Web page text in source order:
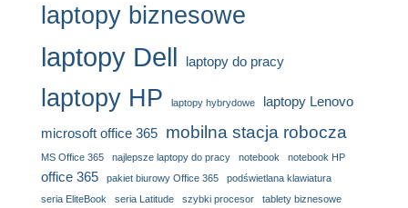
laptopy biznesowe
laptopy Dell laptopy do pracy
laptopy HP laptopy hybrydowe laptopy Lenovo
microsoft office 365 mobilna stacja robocza
MS Office 365 najlepsze laptopy do pracy notebook notebook HP
office 365 pakiet biurowy Office 365
podświetlana klawiatura
seria EliteBook
seria Latitude szybki procesor
tablety biznesowe